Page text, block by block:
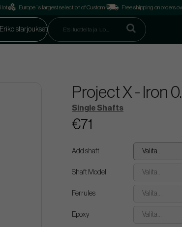
Europe´s largest selection of Custom Free shipping on orders
Erikoistarjoukset
Project X - Iron
Single Shafts
€71
Add shaft Valita...
Shaft Model Valita...
Ferrules Valita...
Epoxy Valita...